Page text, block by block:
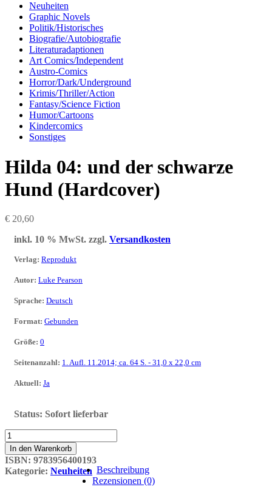
Neuheiten
Graphic Novels
Politik/Historisches
Biografie/Autobiografie
Literaturadaptionen
Art Comics/Independent
Austro-Comics
Horror/Dark/Underground
Krimis/Thriller/Action
Fantasy/Science Fiction
Humor/Cartoons
Kindercomics
Sonstiges
Hilda 04: und der schwarze
Hund (Hardcover)
€ 20,60
inkl. 10 % MwSt. zzgl. Versandkosten
Verlag: Reprodukt
Autor: Luke Pearson
Sprache: Deutsch
Format: Gebunden
Größe: 0
Seitenanzahl: 1. Aufl. 11.2014; ca. 64 S. - 31,0 x 22,0 cm
Aktuell: Ja
Status: Sofort lieferbar
Hilda
04:
und
der
schwarze
In den Warenkorb
ISBN: 9783956400193
Kategorie: Neuheiten Beschreibung
Rezensionen (0)